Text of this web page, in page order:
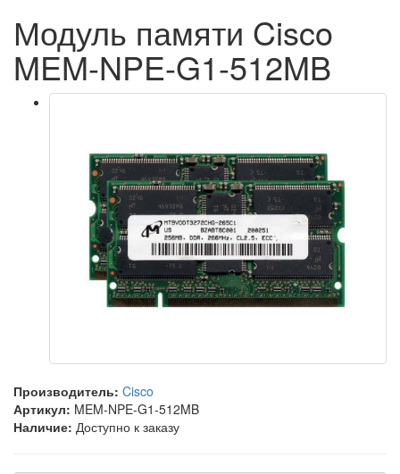
Модуль памяти Cisco
MEM-NPE-G1-512MB
Производитель: Cisco
Артикул: MEM-NPE-G1-512MB
Наличие: Доступно к заказу